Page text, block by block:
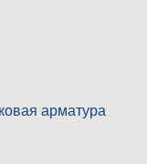
арматура